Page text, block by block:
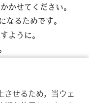
させるため，当ウェ
かせてください。
なるためです。
ように。
が，
ということを+。